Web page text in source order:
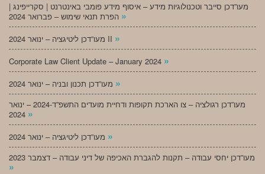
מעו”דכן סייבר וטכנולוגיות מידע – איסוף מידע פומבי באינטרנט | סקרייפינג |
»
מעו”דכן ליטיגציה – ינואר 2024 II »
Corporate Law Client Update – January 2024 »
»
מעו”דכן רגולציה – צו הארכת תקופות ודחיית מועדים התשפ”ד-2024 – ינואר
»
»
מעו”דכן יחסי עבודה – תקנות להגברת האכיפה של דיני עבודה – דצמבר 2023
»